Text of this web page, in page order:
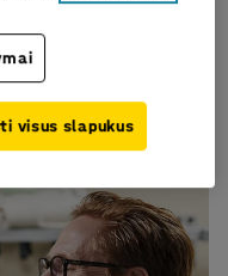
Visos
organizuotą
įėjus į patalpą iki
visus slapukus